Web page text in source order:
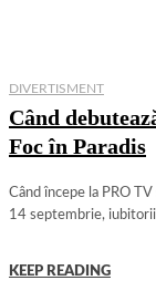
DIVERTISMENT
Când
Foc în Paradis
Când începe la PRO
14 septembrie,
KEEP READING